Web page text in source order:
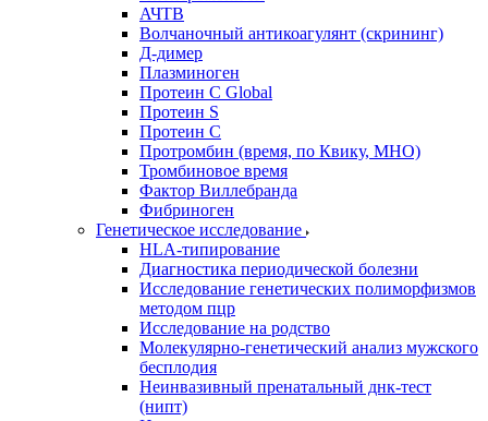
АЧТВ
Волчаночный антикоагулянт (скрининг)
Д-димер
Плазминоген
Протеин C Global
Протеин S
Протеин С
Протромбин (время, по Квику, МНО)
Тромбиновое время
Фактор Виллебранда
Фибриноген
Генетическое исследование
HLA-типирование
Диагностика периодической болезни
Исследование генетических полиморфизмов
методом пцр
Исследование на родство
Молекулярно-генетический анализ мужского
бесплодия
Неинвазивный пренатальный днк-тест
(нипт)